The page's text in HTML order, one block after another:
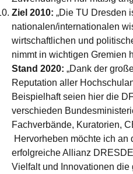
Ziel 2010: „Die TU Dresden
nationalen/internationalen
wirtschaftlichen und
nimmt in wichtigen Gremien
Stand 2020: „Dank der
Reputation aller
Beispielhaft seien hier die
verschieden
Fachverbände, Kuratorien,
Hervorheben möchte ich an
erfolgreiche Allianz
Vielfalt und Innovationen die